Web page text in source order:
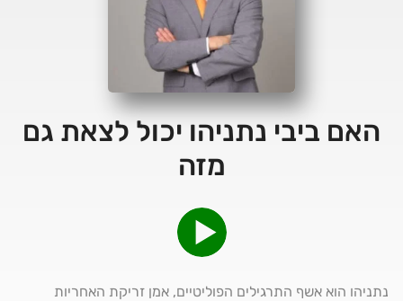
האם ביבי נתניהו יכול לצאת גם
מזה
נתניהו הוא אשף התרגילים הפוליטיים, אמן זריקת האחריות